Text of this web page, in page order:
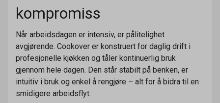
kompromiss
Når arbeidsdagen er intensiv, er pålitelighet
avgjørende. Cookover er konstruert for daglig drift i
profesjonelle kjøkken og tåler kontinuerlig bruk
gjennom hele dagen. Den står stabilt på benken, er
intuitiv i bruk og enkel å rengjøre – alt for å bidra til en
smidigere arbeidsflyt.